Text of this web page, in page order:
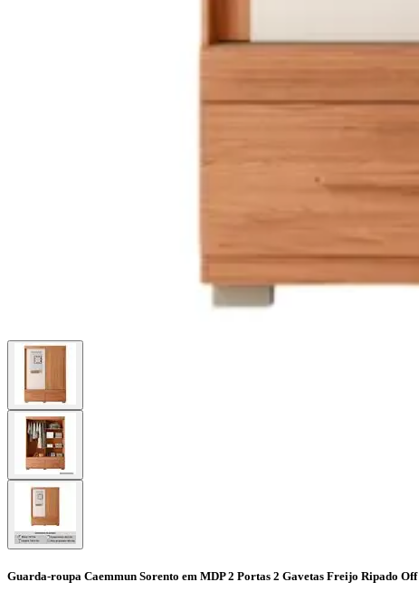
Guarda-roupa Caemmun Sorento em MDP 2 Portas 2 Gavetas Freijo Ripado